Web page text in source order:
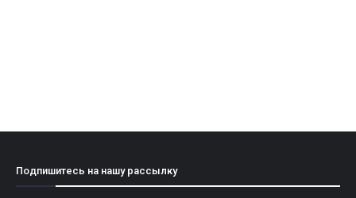
Подпишитесь на нашу рассылку